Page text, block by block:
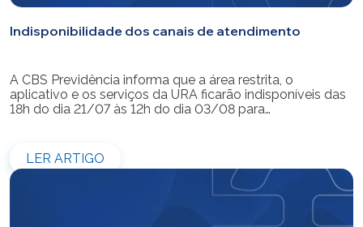
Indisponibilidade dos canais de atendimento
A CBS Previdência informa que a área restrita, o
aplicativo e os serviços da URA ficarão indisponíveis das
18h do dia 21/07 às 12h do dia 03/08 para
entre os dias 22/07 e 31/07. Reforçamos que as
simulações e contratações de empréstimos […]
LER ARTIGO